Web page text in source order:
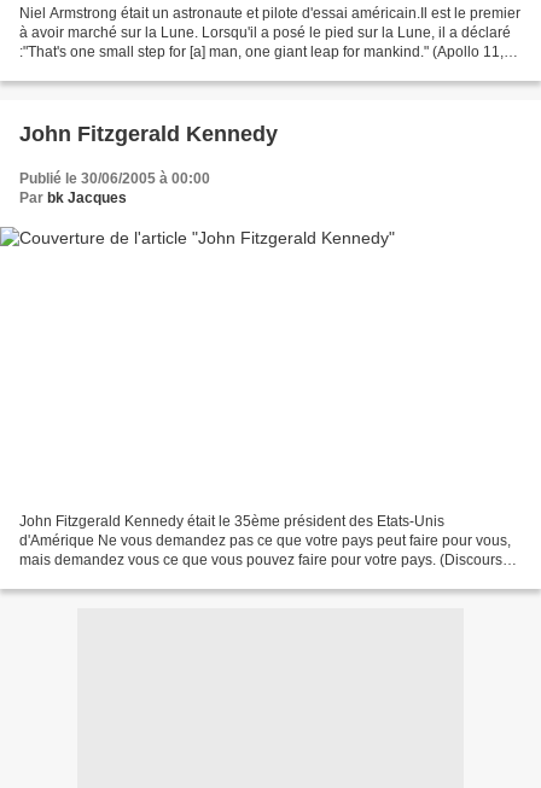
Niel Armstrong était un astronaute et pilote d'essai américain.Il est le premier
à avoir marché sur la Lune. Lorsqu'il a posé le pied sur la Lune, il a déclaré
:"That's one small step for [a] man, one giant leap for mankind." (Apollo 11,
John Fitzgerald Kennedy
Publié le 30/06/2005 à 00:00
Par bk Jacques
John Fitzgerald Kennedy était le 35ème président des Etats-Unis
d'Amérique Ne vous demandez pas ce que votre pays peut faire pour vous,
mais demandez vous ce que vous pouvez faire pour votre pays. (Discours